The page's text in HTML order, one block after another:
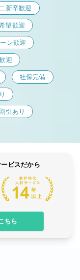
新卒歓迎
望歓迎
ン歓迎
迎
社保完備
引あり
ビスだから
ちら